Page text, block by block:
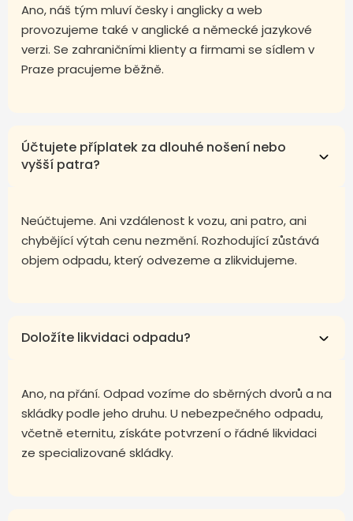
Ano, náš tým mluví česky i anglicky a web
provozujeme také v anglické a německé jazykové
verzi. Se zahraničními klienty a firmami se sídlem v
Praze pracujeme běžně.
Účtujete příplatek za dlouhé nošení nebo
vyšší patra?
Neúčtujeme. Ani vzdálenost k vozu, ani patro, ani
chybějící výtah cenu nezmění. Rozhodující zůstává
objem odpadu, který odvezeme a zlikvidujeme.
Doložíte likvidaci odpadu?
Ano, na přání. Odpad vozíme do sběrných dvorů a na
skládky podle jeho druhu. U nebezpečného odpadu,
včetně eternitu, získáte potvrzení o řádné likvidaci
ze specializované skládky.